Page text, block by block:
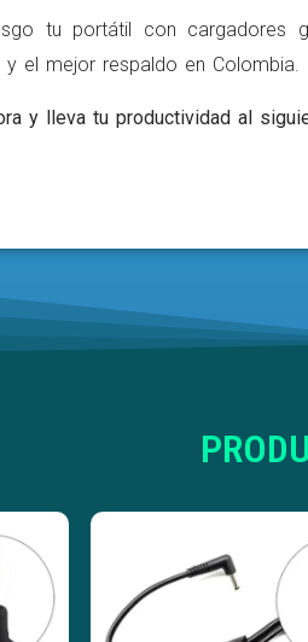
tu portátil con cargadores
y el mejor respaldo en Colombia.
y lleva tu productividad al